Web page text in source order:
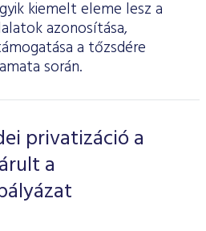
kiemelt eleme lesz a
azonosítása,
a tőzsdére
során.
privatizáció a
a